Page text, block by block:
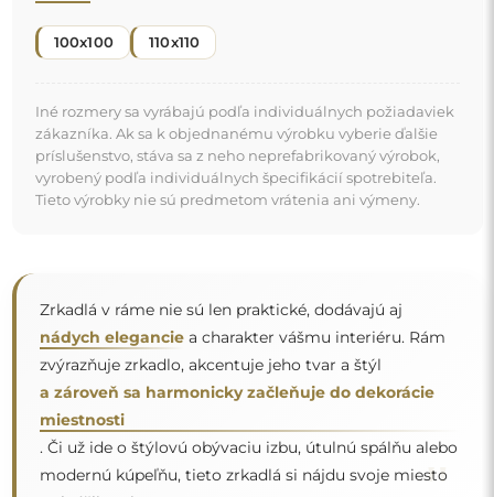
a skrášlia priestor.
Zrkadlo na individuálnu
objednávku
alebo e-mailom. Najväčšie zrkadlá, ktoré dokážeme
vyrobiť, sú200×300 cma okrúhle zrkadlá s priemerom
200 cm. Zrkadlá vyrábame na individuálnu objednávku.
Vyzývame vás, aby ste nám poslali svoju požiadavku
spolu s projektom na e-mailovú adresu
zrkadla@alfaram.sk.